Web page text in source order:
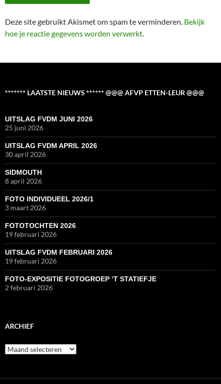
Deze site gebruikt Akismet om spam te verminderen. Bekijk
hoe je reactie gegevens worden verwerkt
******* LAATSTE NIEUWS ****** @@@ AFVP ETTEN-LEUR @@@
UITSLAG FVDM JUNI 2026
25 juni 2026
UITSLAG FVDM APRIL 2026
30 april 2026
SIDMOUTH
8 april 2026
FOTO INDIVIDUEEL 2026/1
3 maart 2026
FOTOTOCHTEN 2026
19 februari 2026
UITSLAG FVDM FEBRUARI 2026
19 februari 2026
FOTO-EXPOSITIE FOTOGROEP ‘T STATIEFJE
2 februari 2026
ARCHIEF
Archief